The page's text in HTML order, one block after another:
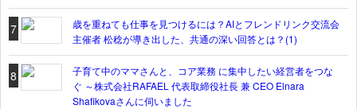
7
歳を重ねても仕事を見つけるには？AIとフレンドリンク交流会
主催者 松稔が導き出した、共通の深い回答とは？(1)
8
子育て中のママさんと、コア業務 に集中したい経営者をつな
ぐ ～株式会社RAFAEL 代表取締役社長 兼 CEO Elnara
Shafikovaさんに伺いました